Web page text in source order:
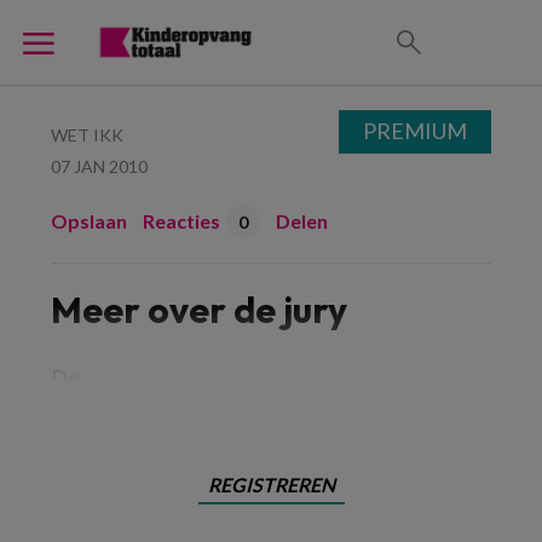
WET IKK
07 JAN 2010
Opslaan Reacties 0 Delen
Meer over de jury
REGISTREREN
PREMIUM